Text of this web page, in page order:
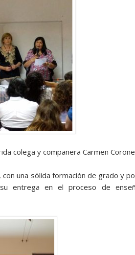
colega y compañera Carmen
una sólida formación de grado y
entrega en el proceso de